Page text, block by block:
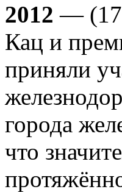
2012 — (17
Кац и
приняли
города
что